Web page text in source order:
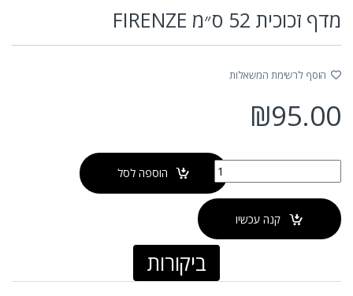
מדף זכוכית 52 ס״מ FIRENZE
הוסף לרשימת המשאלות
₪95.00
הוספה לסל
קנה עכשיו
ביקורות